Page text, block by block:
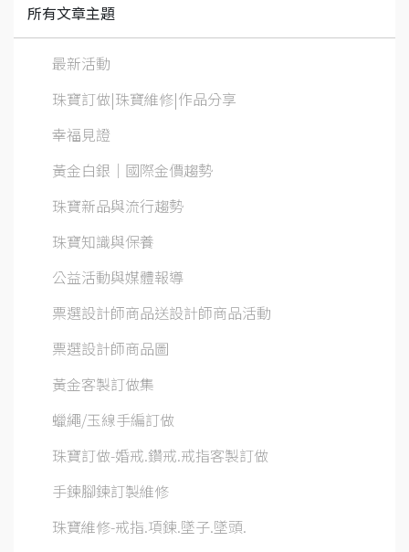
所有文章主題
最新活動
珠寶訂做|珠寶維修|作品分享
幸福見證
黃金白銀│國際金價趨勢
珠寶新品與流行趨勢
珠寶知識與保養
公益活動與媒體報導
票選設計師商品送設計師商品活動
票選設計師商品圖
黃金客製訂做集
蠟繩/玉線手編訂做
珠寶訂做-婚戒.鑽戒.戒指客製訂做
手鍊腳鍊訂製維修
珠寶維修-戒指.項鍊.墜子.墜頭.